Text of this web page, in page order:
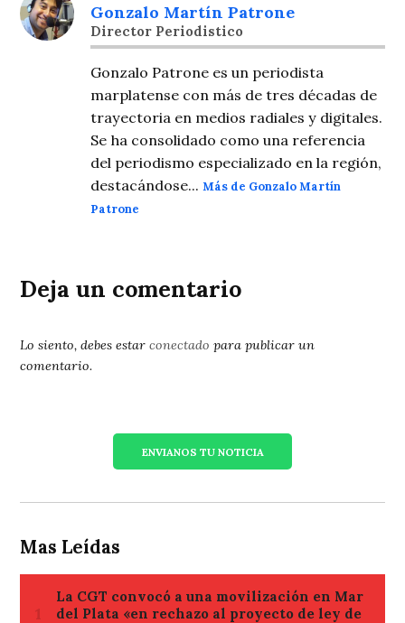
Gonzalo Martín Patrone
Director Periodistico
Gonzalo Patrone es un periodista
marplatense con más de tres décadas de
trayectoria en medios radiales y digitales.
Se ha consolidado como una referencia
del periodismo especializado en la región,
destacándose...Más de Gonzalo Martín
Patrone
Deja un comentario
Lo siento, debes estarconectado para publicar un
comentario.
ENVIANOS TU NOTICIA
Mas Leídas